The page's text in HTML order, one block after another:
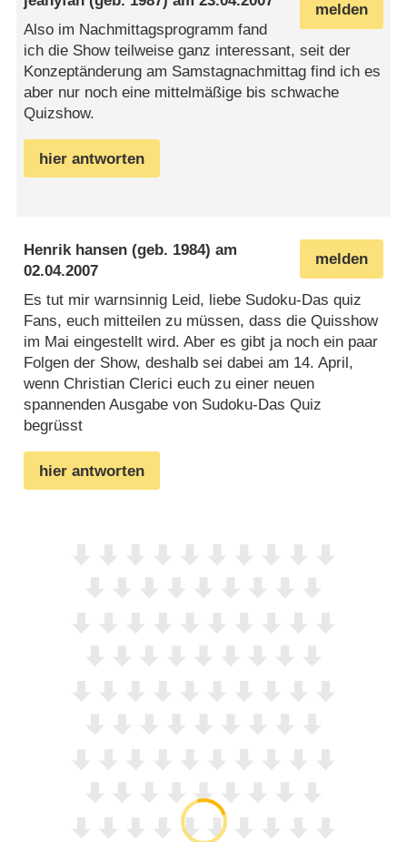
melden
Also im Nachmittagsprogramm fand
ich die Show teilweise ganz interessant, seit der
Konzeptänderung am Samstagnachmittag find ich es
aber nur noch eine mittelmäßige bis schwache
Quizshow.
hier antworten
melden
Henrik hansen (geb. 1984) am
02.04.2007
Es tut mir warnsinnig Leid, liebe Sudoku-Das quiz
Fans, euch mitteilen zu müssen, dass die Quisshow
im Mai eingestellt wird. Aber es gibt ja noch ein paar
Folgen der Show, deshalb sei dabei am 14. April,
wenn Christian Clerici euch zu einer neuen
spannenden Ausgabe von Sudoku-Das Quiz
begrüsst
hier antworten